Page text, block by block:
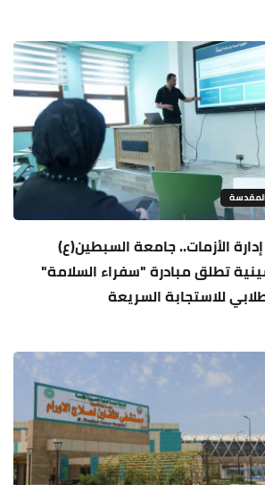
الأزمات.. جامعة السبطين(ع)
تطلق مبادرة "سفراء السلامة"
للاستجابة السريعة